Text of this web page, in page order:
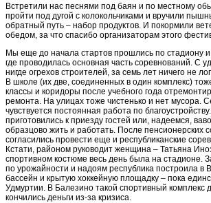
Встретили нас песнями под баян и по местному
пройти под дугой с колокольчиками и вручили
обратный путь – набор продуктов. И покормили
обедом, за что спасибо организаторам этого
Мы еще до начала стартов прошлись по стадиону
где проводилась основная часть соревнований. С
нигде огрехов строителей, за семь лет ничего не
В школе (их две, соединенных в один комплекс)
классы и коридоры после учебного года
ремонта. На улицах тоже чистенько и нет мусора.
чувствуется постоянная работа по
приготовились к приезду гостей или, надеемся,
образцово жить и работать. После пенсионерских
согласились провести еще и республиканские
Кстати, районом руководит женщина – Татьяна
спортивном костюме весь день была на стадионе.
по урожайности и надоям республика построила в
бассейн и крытую хоккейную площадку – пока
Удмуртии. В Балезино такой спортивный комплекс
кончились деньги из-за кризиса.